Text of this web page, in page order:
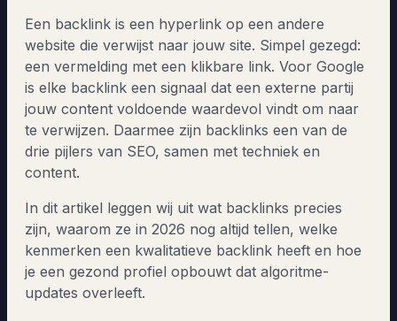
Een backlink is een hyperlink op een andere
website die verwijst naar jouw site. Simpel gezegd:
een vermelding met een klikbare link. Voor Google
is elke backlink een signaal dat een externe partij
jouw content voldoende waardevol vindt om naar
te verwijzen. Daarmee zijn backlinks een van de
drie pijlers van SEO, samen met techniek en
content.
In dit artikel leggen wij uit wat backlinks precies
zijn, waarom ze in 2026 nog altijd tellen, welke
kenmerken een kwalitatieve backlink heeft en hoe
je een gezond profiel opbouwt dat algoritme-
updates overleeft.